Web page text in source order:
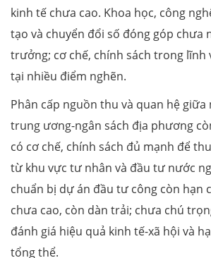
kinh tế chưa cao. Khoa học, công
tạo và chuyển đổi số đóng góp chưa
trưởng; cơ chế, chính sách trong lĩnh
tại nhiều điểm nghẽn.
Phân cấp nguồn thu và quan hệ giữa
trung ương-ngân sách địa phương
có cơ chế, chính sách đủ mạnh để
từ khu vực tư nhân và đầu tư nước
chuẩn bị dự án đầu tư công còn hạn
chưa cao, còn dàn trải; chưa chú
đánh giá hiệu quả kinh tế-xã hội và
tổng thể.